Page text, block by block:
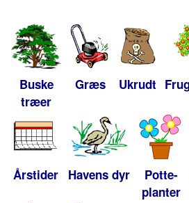
Buske
træer
Græs Ukrudt
Årstider Havens dyr
Potte-
planter